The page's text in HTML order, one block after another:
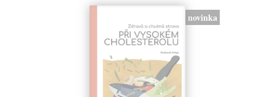
novinka